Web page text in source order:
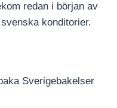
redan i början av
konditorier.
Sverigebakelser